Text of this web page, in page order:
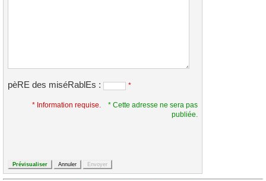
pèRE des miséRablEs : *
* Information requise.
* Cette adresse ne sera pas
publiée.